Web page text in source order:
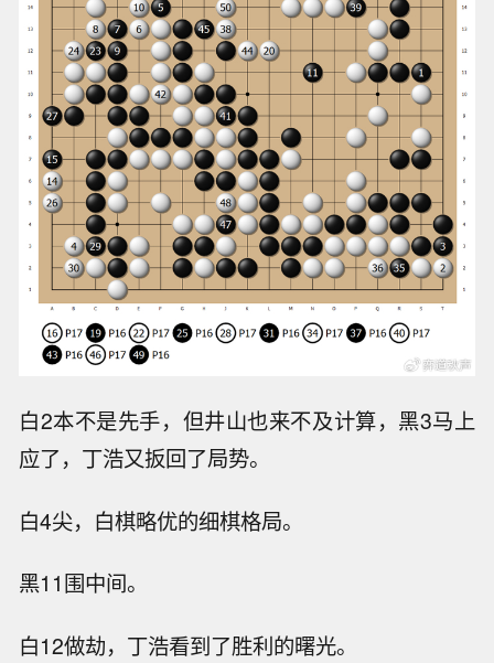
白2本不是先手，但井山也来不及计算，黑3马上
应了，丁浩又扳回了局势。
白4尖，白棋略优的细棋格局。
黑11围中间。
白12做劫，丁浩看到了胜利的曙光。